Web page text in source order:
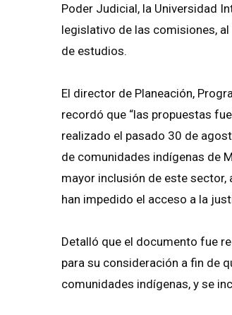
Poder Judicial, la Universidad
legislativo de las comisiones,
de estudios.
El director de Planeación,
recordó que “las propuestas
realizado el pasado 30 de
de comunidades indígenas de
mayor inclusión de este
han impedido el acceso a la
Detalló que el documento fue
para su consideración a fin de
comunidades indígenas, y se